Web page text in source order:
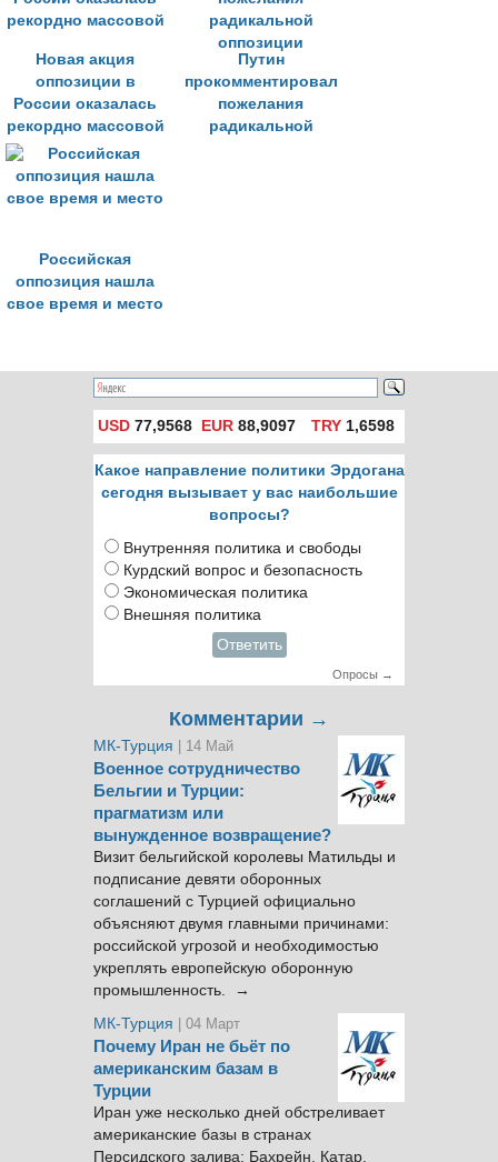
Новая акция
оппозиции в
России оказалась
рекордно массовой
Путин
прокомментировал
пожелания
радикальной
Российская
оппозиция нашла
свое время и место
USD 77,9568 EUR 88,9097 TRY1,6598
Какое направление политики Эрдогана
сегодня вызывает у вас наибольшие
вопросы?
Внутренняя политика и свободы
Курдский вопрос и безопасность
Экономическая политика
Внешняя политика
Ответить
Опросы →
Комментарии →
МК-Турция | 14 Май
Военное сотрудничество
Бельгии и Турции:
прагматизм или
вынужденное возвращение?
Визит бельгийской королевы Матильды и
подписание девяти оборонных
соглашений с Турцией официально
объясняют двумя главными причинами:
российской угрозой и необходимостью
укреплять европейскую оборонную
промышленность. →
МК-Турция
| 04 Март
Почему Иран не бьёт по
американским базам в
Турции
Иран уже несколько дней обстреливает
американские базы в странах
Персидского залива: Бахрейн, Катар,